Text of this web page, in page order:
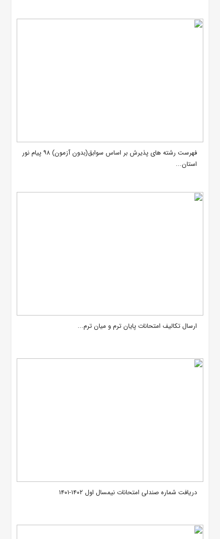
فهرست رشته های پذیرش بر اساس سوابق(بدون آزمون) ۹۸ پیام نور
استان...
ارسال تکالیف امتحانات پایان ترم و میان ترم...
دریافت شماره صندلی امتحانات نیمسال اول ۱۴۰۲-۱۴۰۱